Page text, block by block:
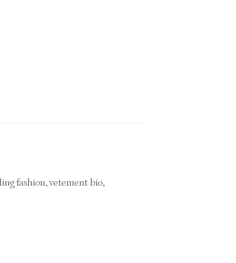
fashion,vetement bio,